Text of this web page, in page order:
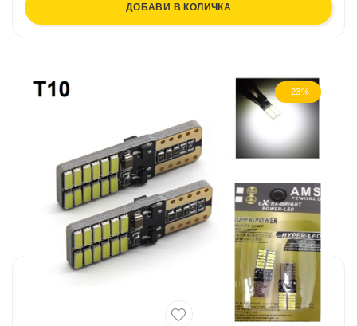
ДОБАВИ В КОЛИЧКА
-23%